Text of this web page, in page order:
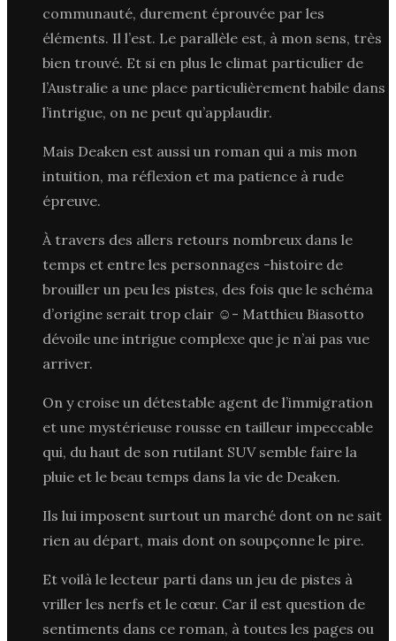
communauté, durement éprouvée par les
éléments. Il l’est. Le parallèle est, à mon sens, très
bien trouvé. Et si en plus le climat particulier de
l’Australie a une place particulièrement habile dans
l’intrigue, on ne peut qu’applaudir.
Mais Deaken est aussi un roman qui a mis mon
intuition, ma réflexion et ma patience à rude
épreuve.
À travers des allers retours nombreux dans le
temps et entre les personnages -histoire de
brouiller un peu les pistes, des fois que le schéma
d’origine serait trop clair ☺- Matthieu Biasotto
dévoile une intrigue complexe que je n’ai pas vue
arriver.
On y croise un détestable agent de l’immigration
et une mystérieuse rousse en tailleur impeccable
qui, du haut de son rutilant SUV semble faire la
pluie et le beau temps dans la vie de Deaken.
Ils lui imposent surtout un marché dont on ne sait
rien au départ, mais dont on soupçonne le pire.
Et voilà le lecteur parti dans un jeu de pistes à
vriller les nerfs et le cœur. Car il est question de
sentiments dans ce roman, à toutes les pages ou